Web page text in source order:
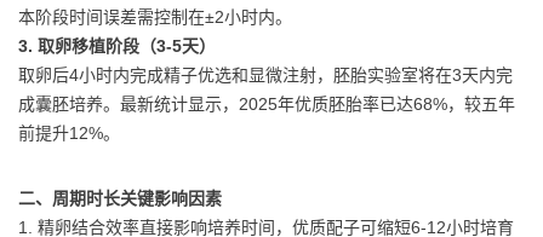
本阶段时间误差需控制在±2小时内。
3. 取卵移植阶段（3-5天）
取卵后4小时内完成精子优选和显微注射，胚胎实验室将在3天内完
成囊胚培养。最新统计显示，2025年优质胚胎率已达68%，较五年
前提升12%。
二、周期时长关键影响因素
1. 精卵结合效率直接影响培养时间，优质配子可缩短6-12小时培育